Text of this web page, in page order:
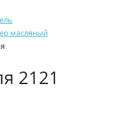
масляный
2121